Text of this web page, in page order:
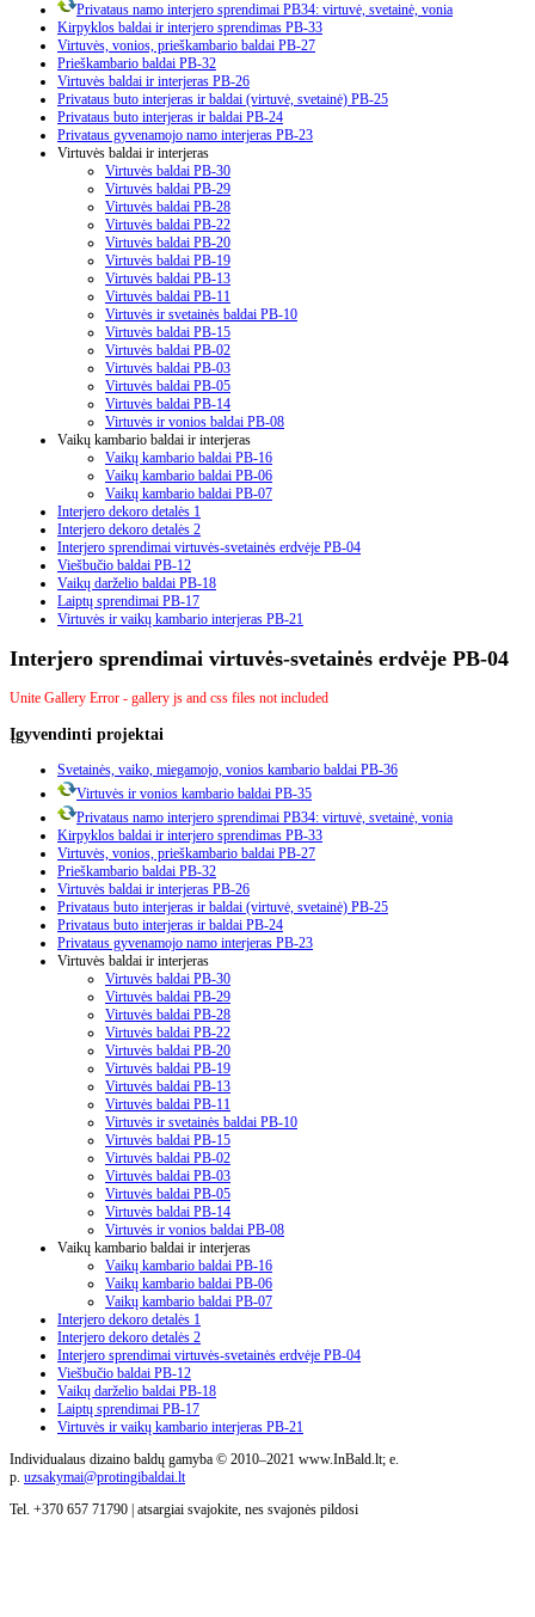
Privataus namo interjero sprendimai PB34: virtuvė, svetainė, vonia
Kirpyklos baldai ir interjero sprendimas PB-33
Virtuvės, vonios, prieškambario baldai PB-27
Prieškambario baldai PB-32
Virtuvės baldai ir interjeras PB-26
Privataus buto interjeras ir baldai (virtuvė, svetainė) PB-25
Privataus buto interjeras ir baldai PB-24
Privataus gyvenamojo namo interjeras PB-23
Virtuvės baldai ir interjeras
Virtuvės baldai PB-30
Virtuvės baldai PB-29
Virtuvės baldai PB-28
Virtuvės baldai PB-22
Virtuvės baldai PB-20
Virtuvės baldai PB-19
Virtuvės baldai PB-13
Virtuvės baldai PB-11
Virtuvės ir svetainės baldai PB-10
Virtuvės baldai PB-15
Virtuvės baldai PB-02
Virtuvės baldai PB-03
Virtuvės baldai PB-05
Virtuvės baldai PB-14
Virtuvės ir vonios baldai PB-08
Vaikų kambario baldai ir interjeras
Vaikų kambario baldai PB-16
Vaikų kambario baldai PB-06
Vaikų kambario baldai PB-07
Interjero dekoro detalės 1
Interjero dekoro detalės 2
Interjero sprendimai virtuvės-svetainės erdvėje PB-04
Viešbučio baldai PB-12
Vaikų darželio baldai PB-18
Laiptų sprendimai PB-17
Virtuvės ir vaikų kambario interjeras PB-21
Interjero sprendimai virtuvės-svetainės erdvėje PB-04
Unite Gallery Error - gallery js and css files not included
Įgyvendinti projektai
Svetainės, vaiko, miegamojo, vonios kambario baldai PB-36
Virtuvės ir vonios kambario baldai PB-35
Privataus namo interjero sprendimai PB34: virtuvė, svetainė, vonia
Kirpyklos baldai ir interjero sprendimas PB-33
Virtuvės, vonios, prieškambario baldai PB-27
Prieškambario baldai PB-32
Virtuvės baldai ir interjeras PB-26
Privataus buto interjeras ir baldai (virtuvė, svetainė) PB-25
Privataus buto interjeras ir baldai PB-24
Privataus gyvenamojo namo interjeras PB-23
Virtuvės baldai ir interjeras
Virtuvės baldai PB-30
Virtuvės baldai PB-29
Virtuvės baldai PB-28
Virtuvės baldai PB-22
Virtuvės baldai PB-20
Virtuvės baldai PB-19
Virtuvės baldai PB-13
Virtuvės baldai PB-11
Virtuvės ir svetainės baldai PB-10
Virtuvės baldai PB-15
Virtuvės baldai PB-02
Virtuvės baldai PB-03
Virtuvės baldai PB-05
Virtuvės baldai PB-14
Virtuvės ir vonios baldai PB-08
Vaikų kambario baldai ir interjeras
Vaikų kambario baldai PB-16
Vaikų kambario baldai PB-06
Vaikų kambario baldai PB-07
Interjero dekoro detalės 1
Interjero dekoro detalės 2
Interjero sprendimai virtuvės-svetainės erdvėje PB-04
Viešbučio baldai PB-12
Vaikų darželio baldai PB-18
Laiptų sprendimai PB-17
Virtuvės ir vaikų kambario interjeras PB-21
Individualaus dizaino baldų gamyba © 2010–2021 www.InBald.lt; e.
p. uzsakymai@protingibaldai.lt
Tel. +370 657 71790 | atsargiai svajokite, nes svajonės pildosi